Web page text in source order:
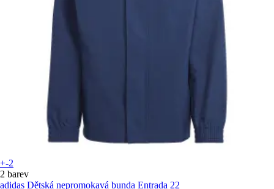
+-2
2 barev
adidas Dětská nepromokavá bunda Entrada 22